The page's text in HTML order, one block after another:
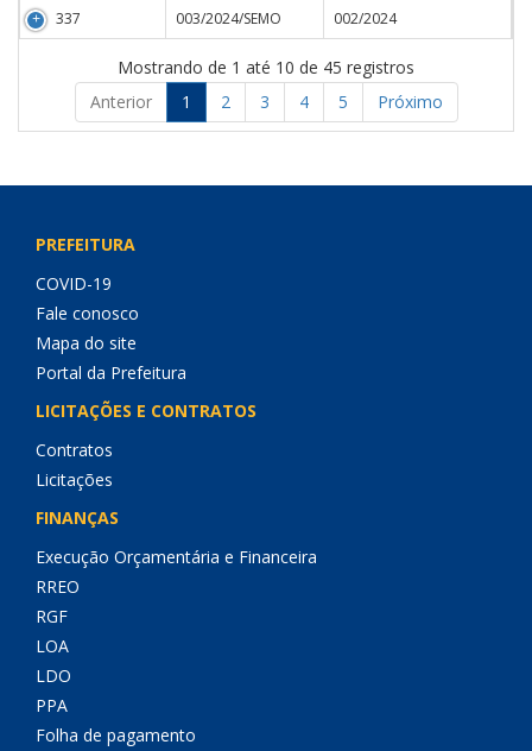
337
003/2024/SEMO 002/2024
Mostrando de 1 até 10 de 45 registros
Anterior
1 2 3 4 5 Próximo
PREFEITURA
COVID-19
Fale conosco
Mapa do site
Portal da Prefeitura
LICITAÇÕES E CONTRATOS
Contratos
Licitações
FINANÇAS
Execução Orçamentária e Financeira
RREO
RGF
LOA
LDO
PPA
Folha de pagamento